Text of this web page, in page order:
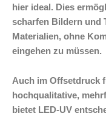
hier ideal. Dies
scharfen Bildern und
Materialien, ohne
eingehen zu müssen.
Auch im Offsetdruck
hochqualitative,
bietet LED-UV